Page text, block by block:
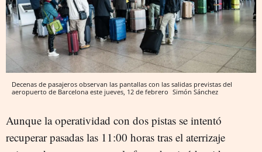
Decenas de pasajeros observan las pantallas con las salidas previstas del
aeropuerto de Barcelona este jueves, 12 de febrero Simón Sánchez
Aunque la operatividad con dos pistas se intentó
recuperar pasadas las 11:00 horas tras el aterrizaje